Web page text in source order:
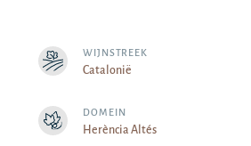
WIJNSTREEK
Catalonië
DOMEIN
Herència Altés